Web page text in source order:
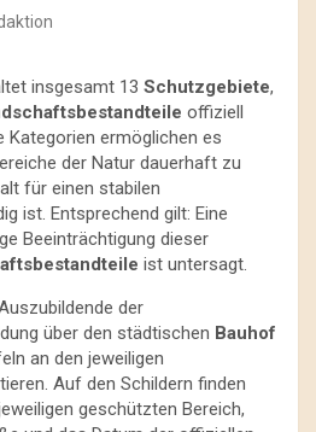
insgesamt 13 Schutzgebiete,
offiziell
Kategorien ermöglichen es
der Natur dauerhaft zu
für einen stabilen
ist. Entsprechend gilt: Eine
Beeinträchtigung dieser
ist untersagt.
der
über den städtischen Bauhof
an den jeweiligen
Auf den Schildern finden
geschützten Bereich,